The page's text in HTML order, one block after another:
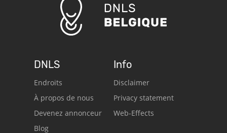
DNLS
Endroits
À propos de nous
Devenez annonceur
Blog
Info
Disclaimer
Privacy statement
Web-Effects